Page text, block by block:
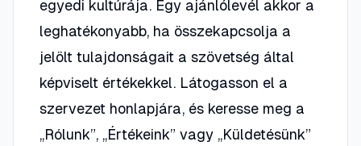
egyedi kultúrája. Egy ajánlólevél akkor a
leghatékonyabb, ha összekapcsolja a
jelölt tulajdonságait a szövetség által
képviselt értékekkel. Látogasson el a
szervezet honlapjára, és keresse meg a
„Rólunk”, „Értékeink” vagy „Küldetésünk”